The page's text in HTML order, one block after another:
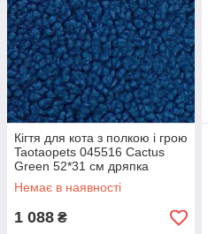
Кігтя для кота з полкою і грою
Taotaopets 045516 Cactus
Green 52*31 см дряпка
Немає в наявності
1 088 ₴